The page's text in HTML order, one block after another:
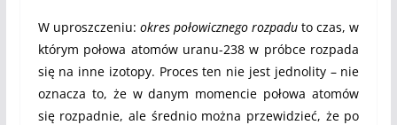
W uproszczeniu: okres połowicznego rozpadu to czas, w
którym połowa atomów uranu-238 w próbce rozpada
się na inne izotopy. Proces ten nie jest jednolity – nie
oznacza to, że w danym momencie połowa atomów
się rozpadnie, ale średnio można przewidzieć, że po